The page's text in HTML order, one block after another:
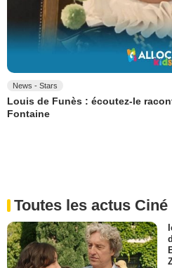
News - Stars
Louis de Funès : écoutez-le
Fontaine
Toutes les actus